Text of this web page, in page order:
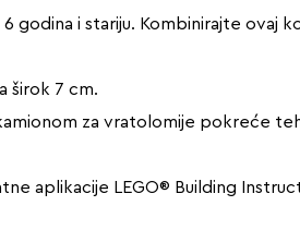
i stariju. Kombinirajte ovaj
širok 7 cm.
za vratolomije pokreće
aplikacije LEGO® Building